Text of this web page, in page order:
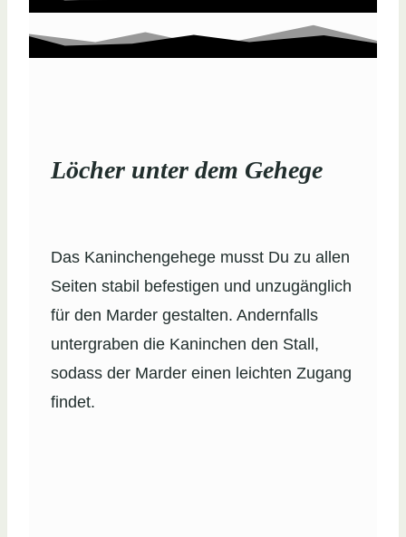
Löcher unter dem Gehege
Das Kaninchengehege musst Du zu allen
Seiten stabil befestigen und unzugänglich
für den Marder gestalten. Andernfalls
untergraben die Kaninchen den Stall,
sodass der Marder einen leichten Zugang
findet.